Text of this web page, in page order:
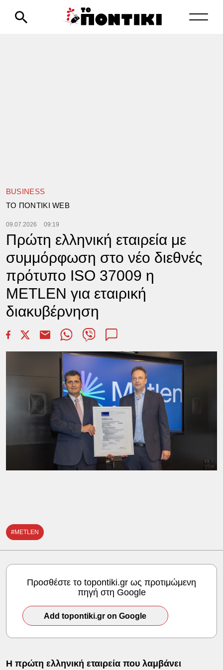
BUSINESS
TΟ ΠΟΝΤΙΚΙ WEB
09.07.2026 09:19
Πρώτη ελληνική εταιρεία με
συμμόρφωση στο νέο διεθνές
πρότυπο ISO 37009 η
METLEN για εταιρική
διακυβέρνηση
#METLEN
Προσθέστε το topontiki.gr ως προτιμώμενη
πηγή στη Google
Add topontiki.gr on Google
Η πρώτη ελληνική εταιρεία που λαμβάνει